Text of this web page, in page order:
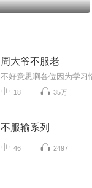
周大爷不服老
不好意思啊各位因为学习
18 35万
不服输系列
46 2497